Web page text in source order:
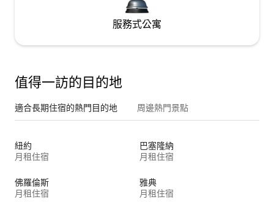
服務式公寓
值得一訪的目的地
適合長期住宿的熱門目的地 周邊熱門景點
紐約
月租住宿
巴塞隆納
月租住宿
佛羅倫斯
月租住宿
雅典
月租住宿